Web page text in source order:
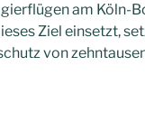
am Köln-
Ziel einsetzt,
von